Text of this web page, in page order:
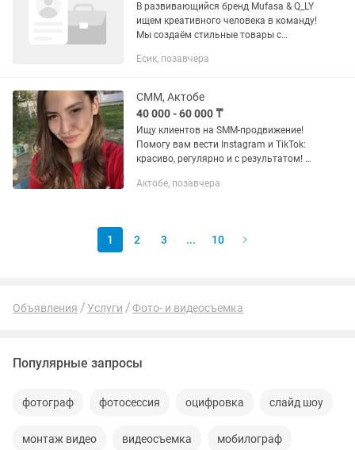
В развивающийся бренд Mufasa & Q_LY
ищем креативного человека в команду!
Мы создаём стильные товары с
премиальные наборы для пикника и
Есик, позавчера
СММ, Актобе
40 000 - 60 000 ₸
Ищу клиентов на SMM-продвижение!
Помогу вам вести Instagram и TikTok:
красиво, регулярно и с результатом! 🚀
Придумаю и подготовлю контент 🔹
Актобе, позавчера
1 2 3 ... 10
Объявления Услуги Фото- и видеосъемка
Популярные запросы
фотограф фотосессия оцифровка слайд шоу
монтаж видео видеосъемка мобилограф